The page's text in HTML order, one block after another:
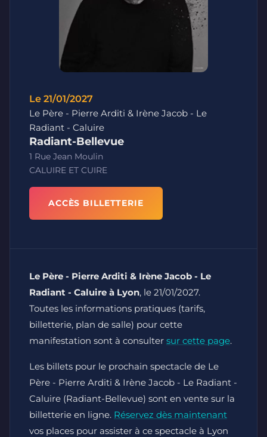
Le 21/01/2027
Le Père - Pierre Arditi & Irène Jacob - Le
Radiant - Caluire
Radiant-Bellevue
1 Rue Jean Moulin
CALUIRE ET CUIRE
ACCÈS BILLETTERIE
Le Père - Pierre Arditi & Irène Jacob - Le
Radiant - Caluire à Lyon, le 21/01/2027.
Toutes les informations pratiques (tarifs,
billetterie, plan de salle) pour cette
manifestation sont à consulter sur cette page.
Les billets pour le prochain spectacle de Le
Père - Pierre Arditi & Irène Jacob - Le Radiant -
Caluire (Radiant-Bellevue) sont en vente sur la
billetterie en ligne. Réservez dès maintenant
vos places pour assister à ce spectacle à Lyon